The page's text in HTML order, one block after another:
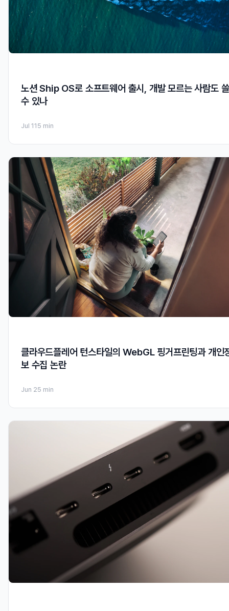
노션 Ship OS로 소프트웨어 출시, 개발 모르는 사람도 쓸
수 있나
Jul 11 5 min
클라우드플레어 턴스타일의 WebGL 핑거프린팅과 개인
보 수집 논란
Jun 25 min